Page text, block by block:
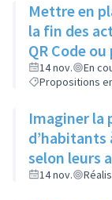
Mettre en
la fin des
QR Code
14 nov.
En
Propositions
Imaginer la
d’habitants
selon leurs
14 nov.